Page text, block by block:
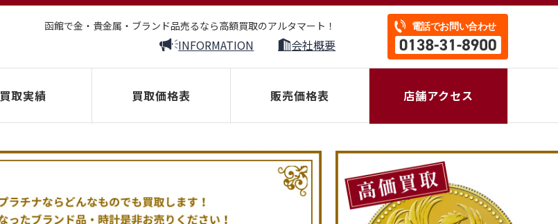
函館で金・貴金属・ブランド品売るなら高額買取のアルタマート！
INFORMATION 会社概要
買取実績 買取価格表 販売価格表 店舗アクセス